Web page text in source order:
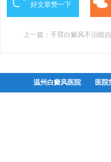
好文章赞一下
上一篇： 手臂白癜风不治能
温州白癜风医院 医院